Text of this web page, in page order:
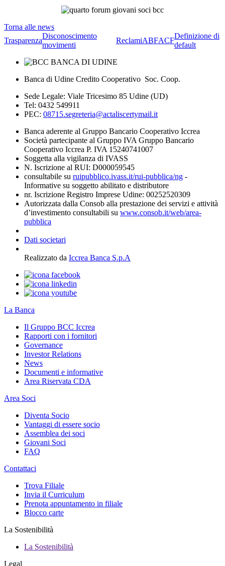
Torna alle news
Trasparenza
Disconoscimento
movimenti
ReclamiABFACF
Definizione di
default
Banca di Udine Credito Cooperativo Soc. Coop.
Sede Legale: Viale Tricesimo 85 Udine (UD)
Tel: 0432 549911
PEC: 08715.segreteria@actaliscertymail.it
Banca aderente al Gruppo Bancario Cooperativo Iccrea
Società partecipante al Gruppo IVA Gruppo Bancario
Cooperativo Iccrea P. IVA 15240741007
Soggetta alla vigilanza di IVASS
N. Iscrizione al RUI: D000059545
consultabile su ruipubblico.ivass.it/rui-pubblica/ng -
Informative su soggetto abilitato e distributore
nr. Iscrizione Registro Imprese Udine: 00252520309
Autorizzata dalla Consob alla prestazione dei servizi e attività
d’investimento consultabili su www.consob.it/web/area-
pubblica
Dati societari
Realizzato da Iccrea Banca S.p.A
La Banca
Il Gruppo BCC Iccrea
Rapporti con i fornitori
Governance
Investor Relations
News
Documenti e informative
Area Riservata CDA
Area Soci
Diventa Socio
Vantaggi di essere socio
Assemblea dei soci
Giovani Soci
FAQ
Contattaci
Trova Filiale
Invia il Curriculum
Prenota appuntamento in filiale
Blocco carte
La Sostenibilità
La Sostenibilità
Legal